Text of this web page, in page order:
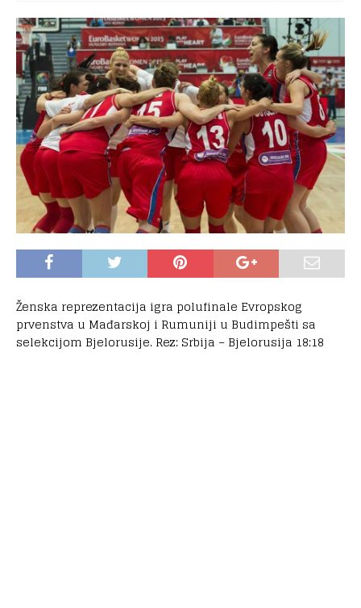
Ženska reprezentacija igra polufinale Evropskog
prvenstva u Mađarskoj i Rumuniji u Budimpešti sa
selekcijom Bjelorusije. Rez: Srbija – Bjelorusija 18:18